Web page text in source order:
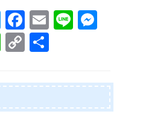
T
wi
tte
r
Fa
ce
bo
ok
E
Li
ng
er
W
ts
C
y